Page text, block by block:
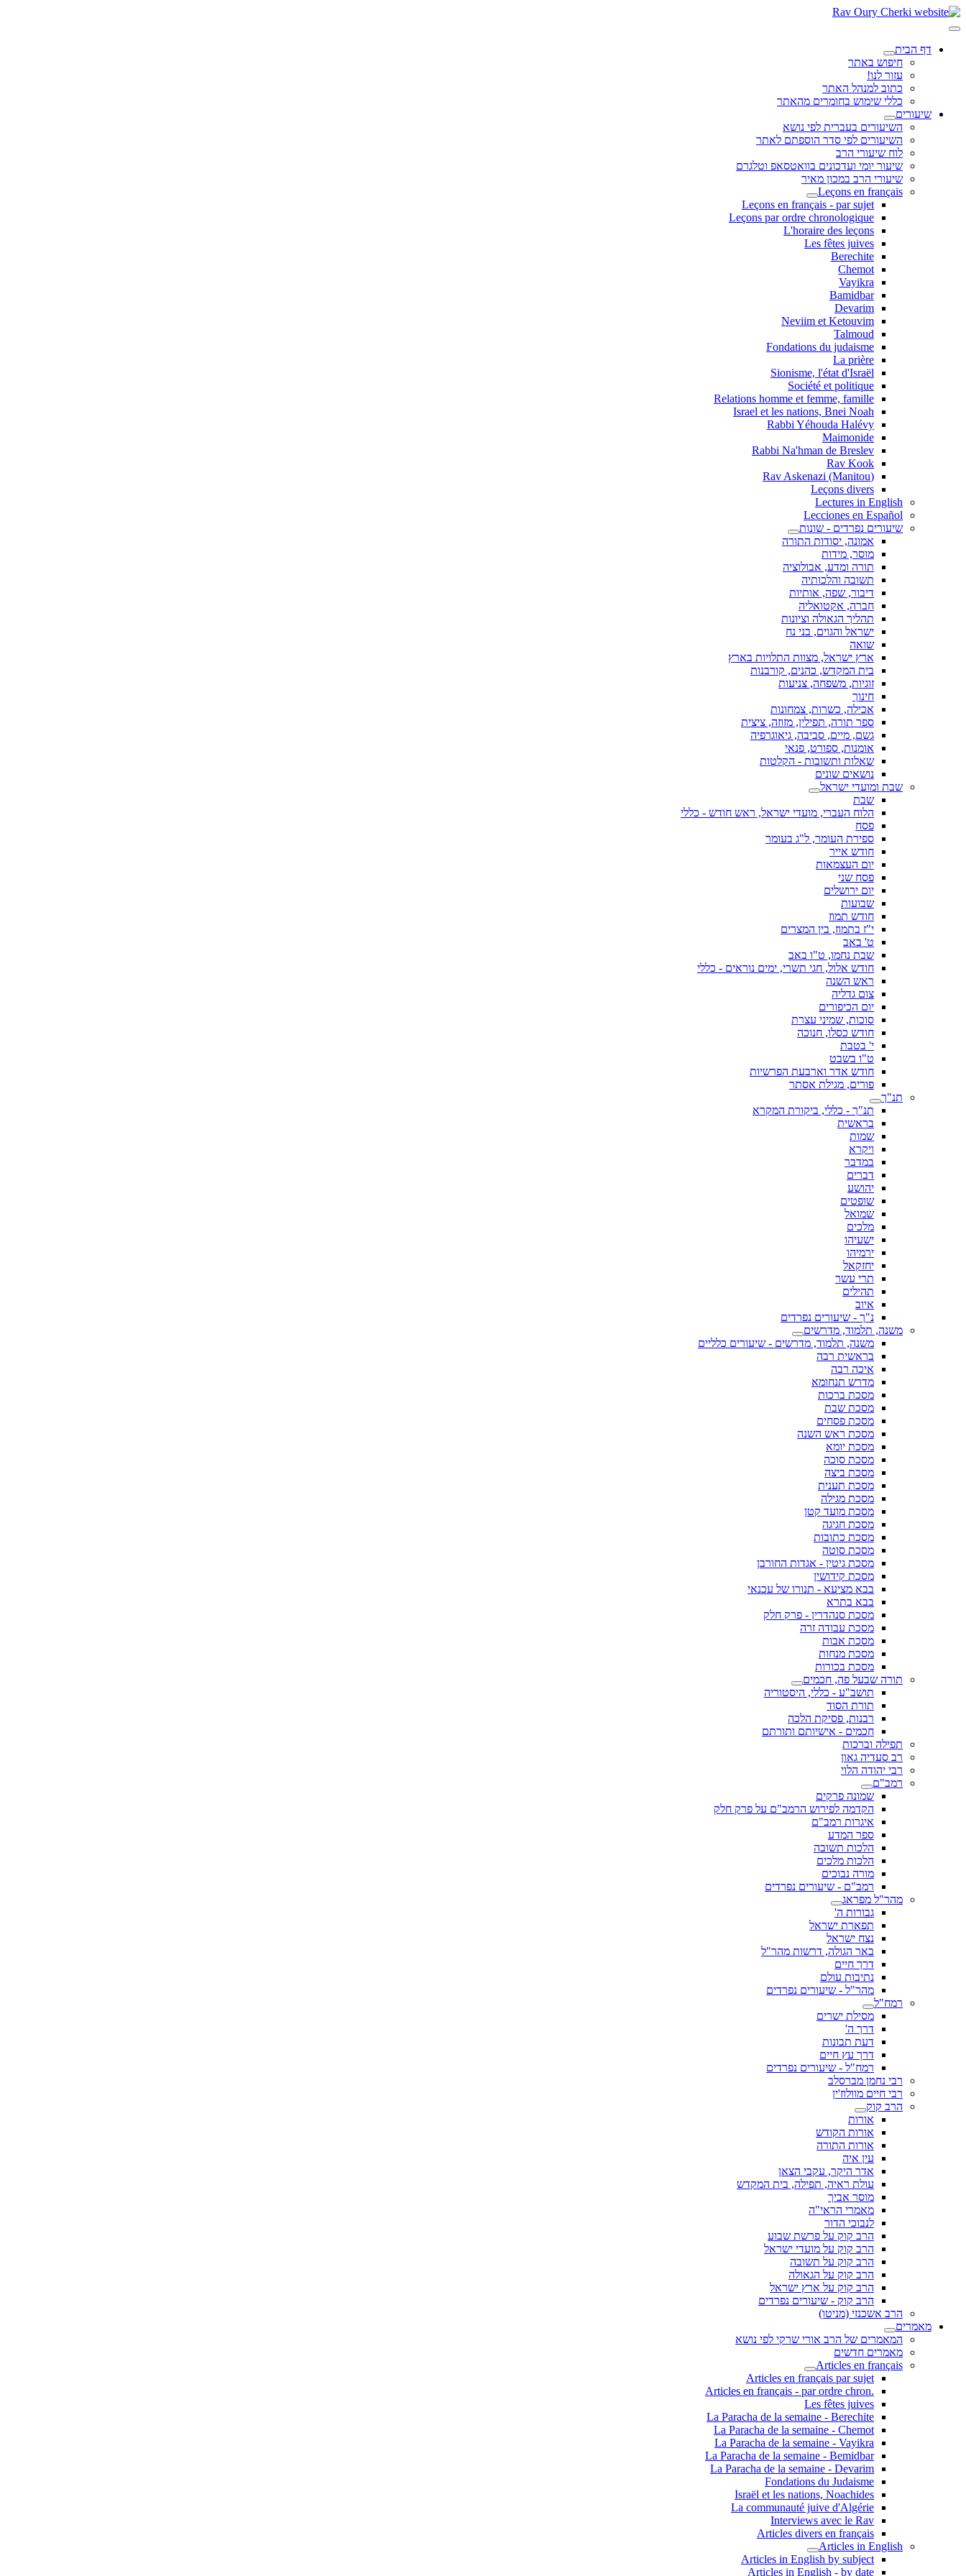
דף הבית
חיפוש באתר
עזור לנו!
כתוב למנהל האתר
כללי שימוש בחומרים מהאתר
שיעורים
השיעורים בעברית לפי נושא
השיעורים לפי סדר הוספתם לאתר
לוח שיעורי הרב
שיעור יומי ועדכונים בוואטסאפ וטלגרם
שיעורי הרב במכון מאיר
Leçons en français
Leçons en français - par sujet
Leçons par ordre chronologique
L'horaire des leçons
Les fêtes juives
Berechite
Chemot
Vayikra
Bamidbar
Devarim
Neviim et Ketouvim
Talmoud
Fondations du judaisme
La prière
Sionisme, l'état d'Israël
Société et politique
Relations homme et femme, famille
Israel et les nations, Bnei Noah
Rabbi Yéhouda Halévy
Maimonide
Rabbi Na'hman de Breslev
Rav Kook
(Rav Askenazi (Manitou
Leçons divers
Lectures in English
Lecciones en Español
שיעורים נפרדים - שונות
אמונה, יסודות התורה
מוסר, מידות
תורה ומדע, אבולוציה
תשובה והלכותיה
דיבור, שפה, אותיות
חברה, אקטואליה
תהליך הגאולה וציונות
ישראל והגוים, בני נח
שואה
ארץ ישראל, מצוות התלויות בארץ
בית המקדש, כהנים, קורבנות
זוגיות, משפחה, צניעות
חינוך
אכילה, כשרות, צמחונות
ספר תורה, תפילין, מזוזה, ציצית
גשם, מיים, סביבה, גיאוגרפיה
אומנות, ספורט, פנאי
שאלות ותשובות - הקלטות
נושאים שונים
שבת ומועדי ישראל
שבת
הלוח העברי, מועדי ישראל, ראש חודש - כללי
פסח
ספירת העומר, ל"ג בעומר
חודש אייר
יום העצמאות
פסח שני
יום ירושלים
שבועות
חודש תמוז
י"ז בתמוז, בין המצרים
ט' באב
שבת נחמו, ט"ו באב
חודש אלול, חגי תשרי, ימים נוראים - כללי
ראש השנה
צום גדליה
יום הכיפורים
סוכות, שמיני עצרת
חודש כסלו, חנוכה
י' בטבת
ט"ו בשבט
חודש אדר וארבעת הפרשיות
פורים, מגילת אסתר
תנ"ך
תנ"ך - כללי, ביקורת המקרא
בראשית
שמות
ויקרא
במדבר
דברים
יהושע
שופטים
שמואל
מלכים
ישעיהו
ירמיהו
יחזקאל
תרי עשר
תהילים
איוב
נ"ך - שיעורים נפרדים
משנה, תלמוד, מדרשים
משנה, תלמוד, מדרשים - שיעורים כלליים
בראשית רבה
איכה רבה
מדרש תנחומא
מסכת ברכות
מסכת שבת
מסכת פסחים
מסכת ראש השנה
מסכת יומא
מסכת סוכה
מסכת ביצה
מסכת תענית
מסכת מגילה
מסכת מועד קטן
מסכת חגיגה
מסכת כתובות
מסכת סוטה
מסכת גיטין - אגדות החורבן
מסכת קידושין
בבא מציעא - תנורו של עכנאי
בבא בתרא
מסכת סנהדרין - פרק חלק
מסכת עבודה זרה
מסכת אבות
מסכת מנחות
מסכת בכורות
תורה שבעל פה, חכמים
תושב"ע - כללי, היסטוריה
תורת הסוד
רבנות, פסיקת הלכה
חכמים - אישיותם ותורתם
תפילה וברכות
רב סעדיה גאון
רבי יהודה הלוי
רמב"ם
שמונה פרקים
הקדמה לפירוש הרמב"ם על פרק חלק
איגרות רמב"ם
ספר המדע
הלכות תשובה
הלכות מלכים
מורה נבוכים
רמב"ם - שיעורים נפרדים
מהר"ל מפראג
גבורות ה'
תפארת ישראל
נצח ישראל
באר הגולה, דרשות מהר"ל
דרך חיים
נתיבות עולם
מהר"ל - שיעורים נפרדים
רמח"ל
מסילת ישרים
דרך ה'
דעת תבונות
דרך עץ חיים
רמח"ל - שיעורים נפרדים
רבי נחמן מברסלב
רבי חיים מוולוז'ין
הרב קוק
אורות
אורות הקודש
אורות התורה
עין איה
אדר היקר, עקבי הצאן
עולת ראיה, תפילה, בית המקדש
מוסר אביך
מאמרי הראי"ה
לנבוכי הדור
הרב קוק על פרשת שבוע
הרב קוק על מועדי ישראל
הרב קוק על תשובה
הרב קוק על הגאולה
הרב קוק על ארץ ישראל
הרב קוק - שיעורים נפרדים
הרב אשכנזי (מניטו)
מאמרים
המאמרים של הרב אורי שרקי לפי נושא
מאמרים חדשים
Articles en français
Articles en français par sujet
.Articles en français - par ordre chron
Les fêtes juives
La Paracha de la semaine - Berechite
La Paracha de la semaine - Chemot
La Paracha de la semaine - Vayikra
La Paracha de la semaine - Bemidbar
La Paracha de la semaine - Devarim
Fondations du Judaisme
Israël et les nations, Noachides
La communauté juive d'Algérie
Interviews avec le Rav
Articles divers en français
Articles in English
Articles in English by subject
Articles in English - by date